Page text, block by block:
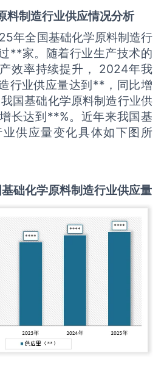
料制造行业供应情况分析
年全国基础化学原料制造行
**家。随着行业生产技术的
效率持续提升， 2024年我
行业供应量达到**，同比增
国基础化学原料制造行业供
长达到**%。近年来我国基
供应量变化具体如下图所
基础化学原料制造行业供应量